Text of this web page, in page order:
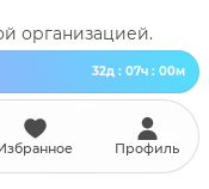
организацией.
32д : 07ч : 00м
Профиль